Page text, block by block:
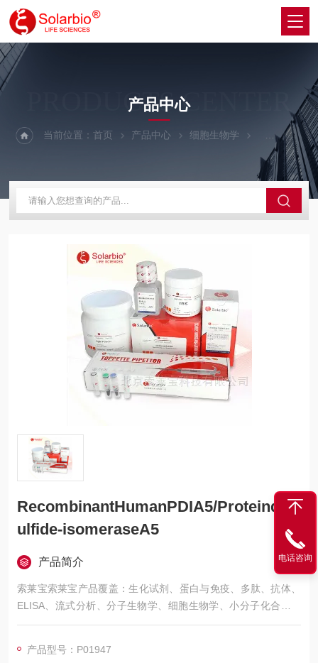
PRODUCTS CENTER
产品中心
当前位置：首页 产品中心 细胞生物学 细胞生长因子
RecombinantHumanPDIA5/Proteindis
ulfide-isomeraseA5
产品简介
索莱宝索莱宝产品覆盖：生化试剂、蛋白与免疫、多肽、抗体、
ELISA、流式分析、分子生物学、细胞生物学、小分子化合物、
生化试剂盒、染色试剂、分析标准品、微生物培养、层析介质、
PDIA5/Proteindisulfide-isomeraseA5
产品型号：P01947
电话咨询